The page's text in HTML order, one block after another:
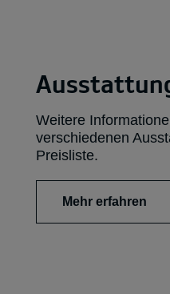
Weitere
verschiedenen
Preisliste.
Mehr erfahren